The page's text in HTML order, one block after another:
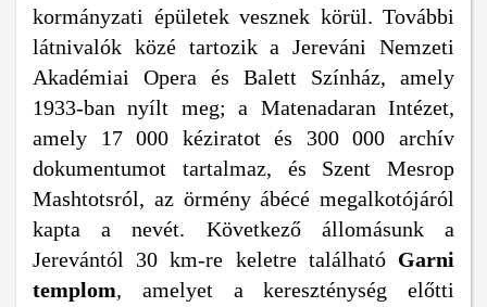
kormányzati épületek vesznek körül. További
látnivalók közé tartozik a Jereváni Nemzeti
Akadémiai Opera és Balett Színház, amely
1933-ban nyílt meg; a Matenadaran Intézet,
amely 17 000 kéziratot és 300 000 archív
dokumentumot tartalmaz, és Szent Mesrop
Mashtotsról, az örmény ábécé megalkotójáról
kapta a nevét. Következő állomásunk a
Jerevántól 30 km-re keletre található Garni
templom, amelyet a kereszténység előtti